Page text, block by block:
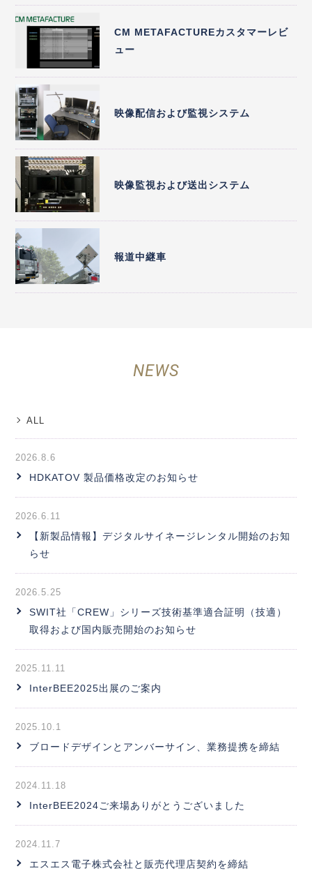
CM METAFACTUREカスタマーレビ
ュー
映像配信および監視システム
映像監視および送出システム
報道中継車
NEWS
ALL
2026.8.6
HDKATOV 製品価格改定のお知らせ
2026.6.11
【新製品情報】デジタルサイネージレンタル開始のお知
らせ
2026.5.25
SWIT社「CREW」シリーズ技術基準適合証明（技適）
取得および国内販売開始のお知らせ
2025.11.11
InterBEE2025出展のご案内
2025.10.1
ブロードデザインとアンバーサイン、業務提携を締結
2024.11.18
InterBEE2024ご来場ありがとうございました
2024.11.7
エスエス電子株式会社と販売代理店契約を締結